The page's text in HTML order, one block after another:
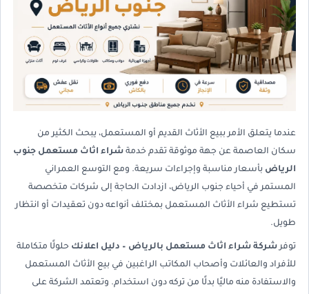
عندما يتعلق الأمر ببيع الأثاث القديم أو المستعمل، يبحث الكثير من
سكان العاصمة عن جهة موثوقة تقدم خدمة شراء اثاث مستعمل جنوب
الرياض بأسعار مناسبة وإجراءات سريعة. ومع التوسع العمراني
المستمر في أحياء جنوب الرياض، ازدادت الحاجة إلى شركات متخصصة
تستطيع شراء الأثاث المستعمل بمختلف أنواعه دون تعقيدات أو انتظار
طويل.
توفرشركة شراء اثاث مستعمل بالرياض – دليل اعلانك حلولًا متكاملة
للأفراد والعائلات وأصحاب المكاتب الراغبين في بيع الأثاث المستعمل
والاستفادة منه ماليًا بدلًا من تركه دون استخدام. وتعتمد الشركة على